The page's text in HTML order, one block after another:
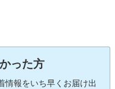
った方
情報をいち早くお届け出